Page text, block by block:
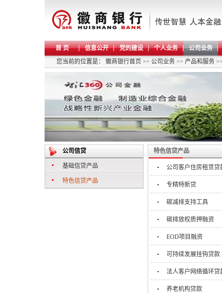
首 页 信息公开 党的建设 个人业务
公司业务
您当前的位置是： 徽商银行首页 >> 公司业务 >> 产品和服务
公司信贷
基础信贷产品
特色信贷产品
特色信贷产品
公司客户住房租赁贷
专精特新贷
碳减排支持工具
碳排放权质押融资
EOD项目融资
可持续发展挂钩贷款
法人客户网络循环贷
养老机构贷款